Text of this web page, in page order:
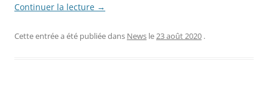
Continuer la lecture →
Cette entrée a été publiée dans News le23 août 2020 .